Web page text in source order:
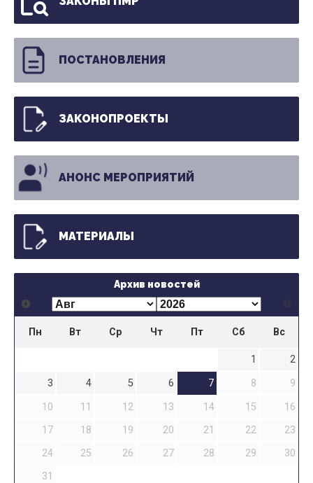
ПОСТАНОВЛЕНИЯ
ЗАКОНОПРОЕКТЫ
АНОНС МЕРОПРИЯТИЙ
МАТЕРИАЛЫ
Архив новостей
Пн Вт Ср Чт Пт Сб Вс
1
2
3
4 5 6 7 8
9
10
11 12 13 14 15
16
17
18 19 20 21 22
23
24
25 26 27 28 29
30
31